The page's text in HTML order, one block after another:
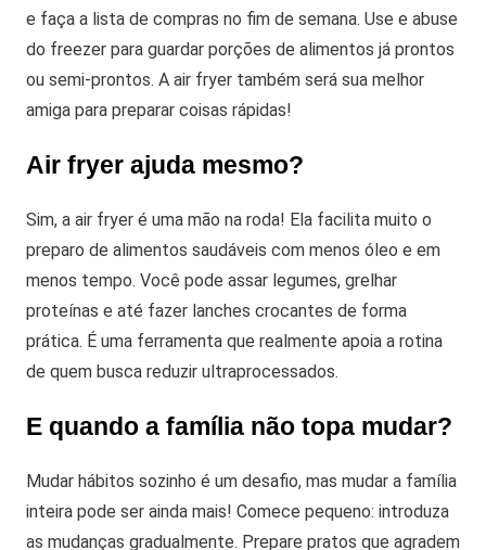
e faça a lista de compras no fim de semana. Use e abuse
do freezer para guardar porções de alimentos já prontos
ou semi-prontos. A air fryer também será sua melhor
amiga para preparar coisas rápidas!
Air fryer ajuda mesmo?
Sim, a air fryer é uma mão na roda! Ela facilita muito o
preparo de alimentos saudáveis com menos óleo e em
menos tempo. Você pode assar legumes, grelhar
proteínas e até fazer lanches crocantes de forma
prática. É uma ferramenta que realmente apoia a rotina
de quem busca reduzir ultraprocessados.
E quando a família não topa mudar?
Mudar hábitos sozinho é um desafio, mas mudar a família
inteira pode ser ainda mais! Comece pequeno: introduza
as mudanças gradualmente. Prepare pratos que agradem